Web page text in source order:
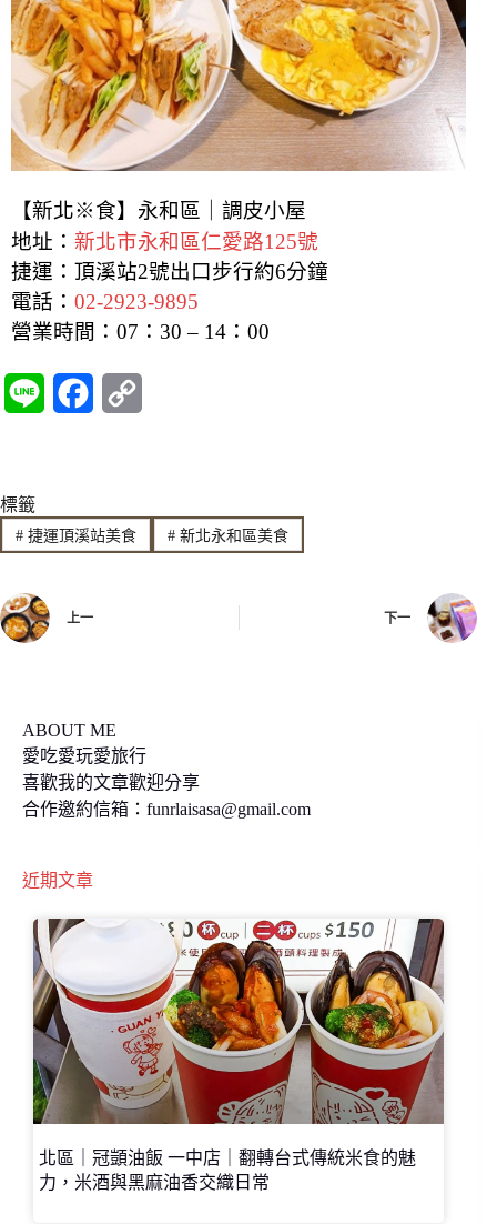
【新北※食】永和區｜調皮小屋
地址： 新北市永和區仁愛路125號
捷運：頂溪站2號出口步行約6分鐘
電話： 02-2923-9895
營業時間：07：30 – 14：00
e e
b
y
L
標籤
#捷運頂溪站美食 #新北永和區美食
上一 下一
ABOUT ME
愛吃愛玩愛旅行
喜歡我的文章歡迎分享
合作邀約信箱： funrlaisasa@gmail.com
近期文章
北區｜冠顗油飯 一中店｜翻轉台式傳統米食的魅
力，米酒與黑麻油香交織日常